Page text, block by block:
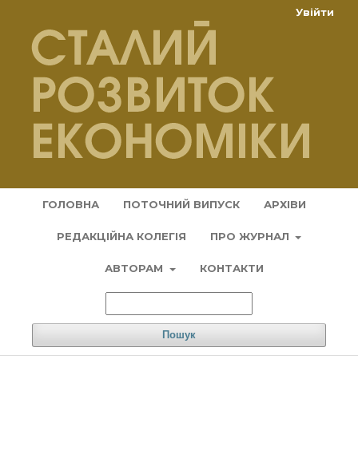
ГОЛОВНА ПОТОЧНИЙ ВИПУСК АРХІВИ
РЕДАКЦІЙНА КОЛЕГІЯ ПРО ЖУРНАЛ
АВТОРАМ КОНТАКТИ
Пошук
Увійти